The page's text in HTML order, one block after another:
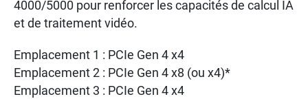
4000/5000 pour renforcer les capacités de calcul IA
et de traitement vidéo.
Emplacement 1 : PCIe Gen 4 x4
Emplacement 2 : PCIe Gen 4 x8 (ou x4)*
Emplacement 3 : PCIe Gen 4 x4